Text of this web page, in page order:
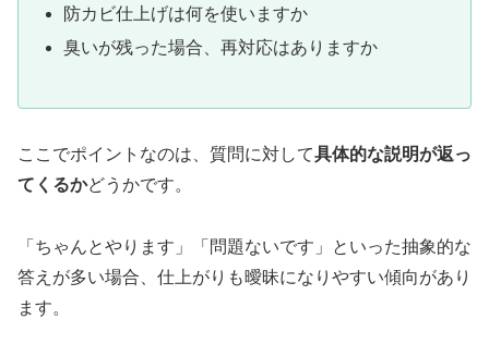
防カビ仕上げは何を使いますか
臭いが残った場合、再対応はありますか
ここでポイントなのは、質問に対して具体的な説明が返っ
てくるかどうかです。
「ちゃんとやります」「問題ないです」といった抽象的な
答えが多い場合、仕上がりも曖昧になりやすい傾向があり
ます。